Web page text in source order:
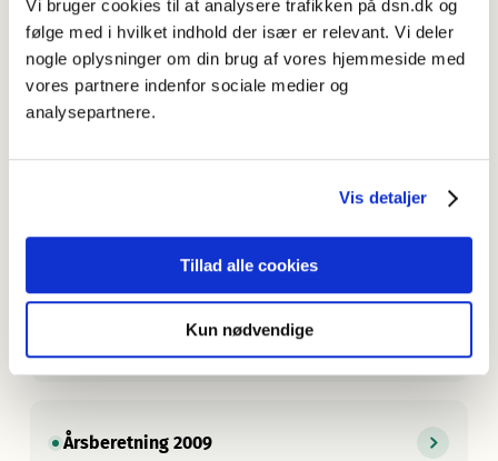
Vi bruger cookies til at analysere trafikken på dsn.dk og
følge med i hvilket indhold der især er relevant. Vi deler
nogle oplysninger om din brug af vores hjemmeside med
vores partnere indenfor sociale medier og
analysepartnere.
Vis detaljer
Tillad alle cookies
Kun nødvendige
Læs om Dansk Sprognævns arbejde i 2012. Publiceret
i 2013.
Læs om Dansk Sprognævns arbejde i 2011. Publiceret
Årsberetning 2010
Læs om Dansk Sprognævns arbejde i 2010.
Årsberetning 2009